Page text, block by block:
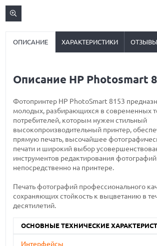
ОПИСАНИЕ ХАРАКТЕРИСТИКИ ОТЗЫВЫ
Описание HP Photosmart
Фотопринтер HP PhotoSmart 8153
молодых, разбирающихся в современных
потребителей, которым нужен стильный
высокопроизводительный принтер,
прямую печать, высочайшее
печати и широкий выбор
инструментов редактирования фотографий
непосредственно на принтере.
Печать фотографий профессионального
сохраняющих стойкость к выцветанию в
десятилетий.
ОСНОВНЫЕ ТЕХНИЧЕСКИЕ
Интерфейсы